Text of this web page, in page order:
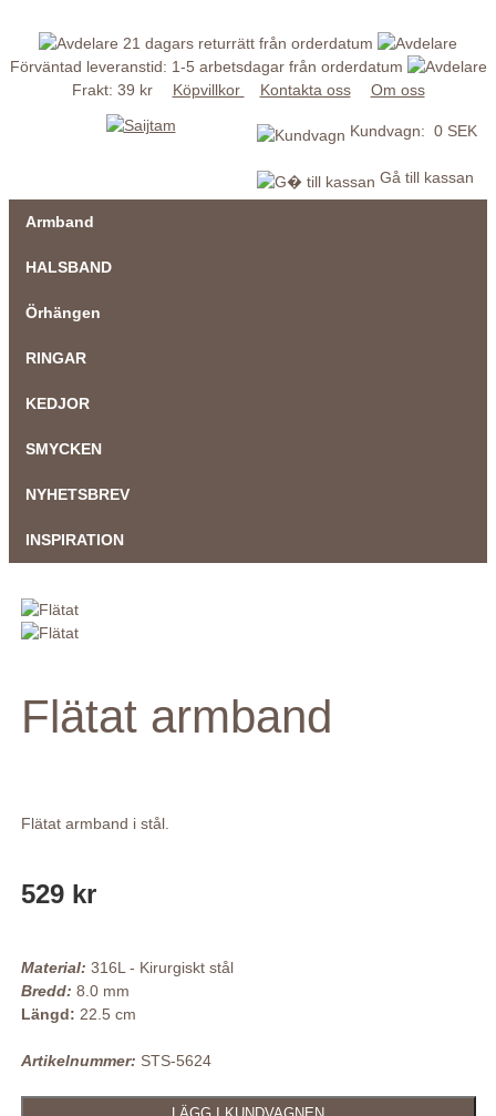
21 dagars returrätt från orderdatum
Förväntad leveranstid: 1-5 arbetsdagar från orderdatum
Frakt: 39 kr
Köpvillkor Kontakta oss Om oss
Kundvagn: 0 SEK
Gå till kassan
Armband
HALSBAND
Örhängen
RINGAR
KEDJOR
SMYCKEN
NYHETSBREV
INSPIRATION
Flätat armband
Flätat armband i stål.
529 kr
Material: 316L - Kirurgiskt stål
Bredd: 8.0 mm
Längd: 22.5 cm
Artikelnummer: STS-5624